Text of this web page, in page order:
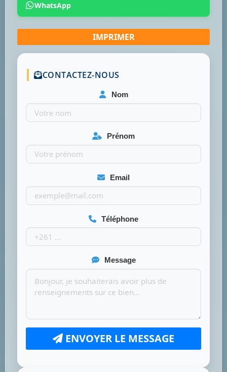
WhatsApp
CONTACTEZ-NOUS
Nom
Prénom
Email
Téléphone
Message
ENVOYER LE MESSAGE